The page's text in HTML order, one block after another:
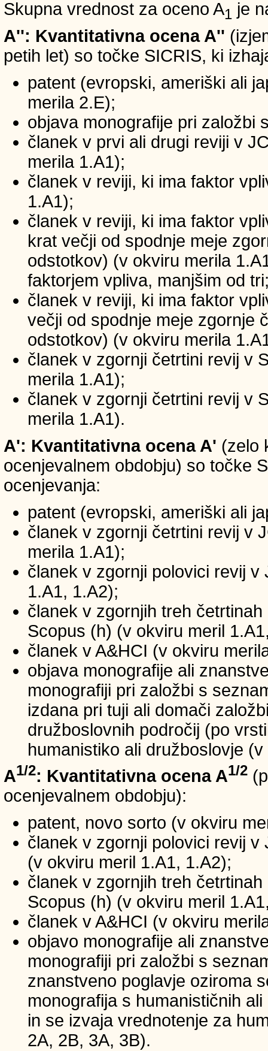
Skupna vrednost za oceno A1 je
A'': Kvantitativna ocena A''
petih let) so točke SICRIS, ki
patent (evropski, ameriški ali
merila 2.E);
objava monografije pri založbi
članek v prvi ali drugi reviji v
merila 1.A1);
članek v reviji, ki ima faktor
1.A1);
članek v reviji, ki ima faktor
krat večji od spodnje meje
odstotkov) (v okviru merila
faktorjem vpliva, manjšim od
članek v reviji, ki ima faktor
večji od spodnje meje zgornje
odstotkov) (v okviru merila
članek v zgornji četrtini revij v
merila 1.A1);
članek v zgornji četrtini revij v
merila 1.A1).
A': Kvantitativna ocena A' (zelo
ocenjevalnem obdobju) so točke
ocenjevanja:
patent (evropski, ameriški ali
članek v zgornji četrtini revij v
merila 1.A1);
članek v zgornji polovici revij
1.A1, 1.A2);
članek v zgornjih treh
Scopus (h) (v okviru meril
članek v A&HCI (v okviru
objava monografije ali
monografiji pri založbi s
izdana pri tuji ali domači
družboslovnih področij (po
humanistiko ali družboslovje
A1/2: Kvantitativna ocena A1/2
ocenjevalnem obdobju):
patent, novo sorto (v okviru
članek v zgornji polovici revij
(v okviru meril 1.A1, 1.A2);
članek v zgornjih treh
Scopus (h) (v okviru meril
članek v A&HCI (v okviru
objavo monografije ali
monografiji pri založbi s
znanstveno poglavje oziroma
monografija s humanističnih
in se izvaja vrednotenje za
2A, 2B, 3A, 3B).